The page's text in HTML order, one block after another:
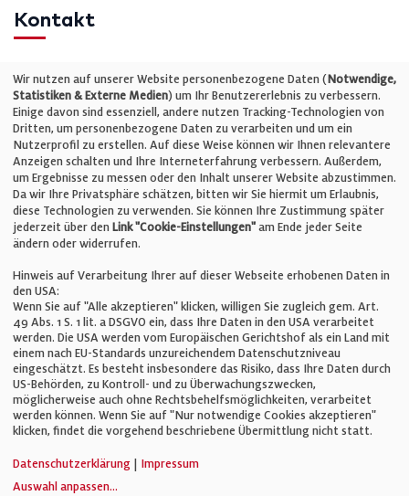
Kontakt
Telefon: +49 (0)711 2585563-0
E-Mail:info@bauelemente-bau.eu
Unternehmen
Impressum
Cookie-Einstellungen
AGB
© Verlag für Fachpublizistik GmbH
Wir nutzen auf unserer Website personenbezogene Daten (Notwendige,
Statistiken & Externe Medien) um Ihr Benutzererlebnis zu verbessern.
Einige davon sind essenziell, andere nutzen Tracking-Technologien von
Dritten, um personenbezogene Daten zu verarbeiten und um ein
Nutzerprofil zu erstellen. Auf diese Weise können wir Ihnen relevantere
Anzeigen schalten und Ihre Interneterfahrung verbessern. Außerdem,
um Ergebnisse zu messen oder den Inhalt unserer Website abzustimmen.
Da wir Ihre Privatsphäre schätzen, bitten wir Sie hiermit um Erlaubnis,
diese Technologien zu verwenden. Sie können Ihre Zustimmung später
jederzeit über den Link "Cookie-Einstellungen" am Ende jeder Seite
ändern oder widerrufen.
Hinweis auf Verarbeitung Ihrer auf dieser Webseite erhobenen Daten in
den USA:
Wenn Sie auf "Alle akzeptieren" klicken, willigen Sie zugleich gem. Art.
49 Abs. 1 S. 1 lit. a DSGVO ein, dass Ihre Daten in den USA verarbeitet
werden. Die USA werden vom Europäischen Gerichtshof als ein Land mit
einem nach EU-Standards unzureichendem Datenschutzniveau
eingeschätzt. Es besteht insbesondere das Risiko, dass Ihre Daten durch
US-Behörden, zu Kontroll- und zu Überwachungszwecken,
möglicherweise auch ohne Rechtsbehelfsmöglichkeiten, verarbeitet
werden können. Wenn Sie auf "Nur notwendige Cookies akzeptieren"
klicken, findet die vorgehend beschriebene Übermittlung nicht statt.
Datenschutzerklärung
Impressum
Auswahl anpassen...